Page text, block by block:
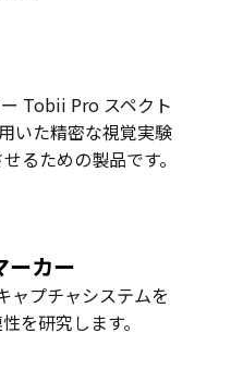
Tobii Pro スペクト
いた精密な視覚実験
るための製品です。
ーカー
ャプチャシステムを
を研究します。